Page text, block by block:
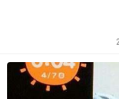
ガッキーの2